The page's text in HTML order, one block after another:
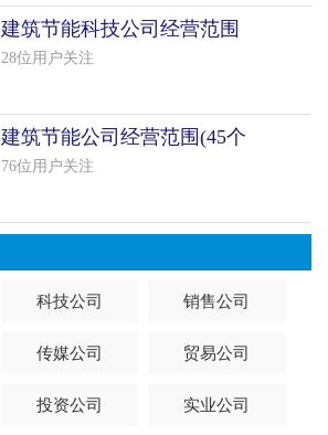
建筑节能科技公司经营范围
(13个范
28位用户关注
建筑节能公司经营范围(45个
范本)
76位用户关注
科技公司 销售公司
传媒公司 贸易公司
投资公司 实业公司